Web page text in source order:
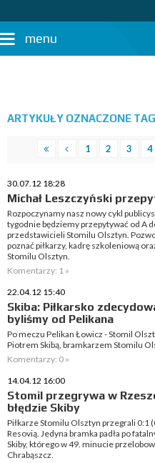
menu
ARTYKUŁY OZNACZONE
1 2 3 4
30.07.12 18:28
Michał Leszczyński
Rozpoczynamy nasz nowy cykl
tygodnie będziemy przepytywać od A
przedstawicieli Stomilu Olsztyn.
poznać piłkarzy, kadrę szkoleniową
Stomilu Olsztyn.
Komentarzy: 1 »
22.04.12 15:40
Skiba: Piłkarsko
byliśmy od Pelikana
Po meczu Pelikan Łowicz - Stomil
Piotrem Skibą, bramkarzem Stomilu
Komentarzy: 0 »
14.04.12 16:00
Stomil przegrywa w
błędzie Skiby
Piłkarze Stomilu Olsztyn przegrali 0:1
Resovią. Jedyna bramka padła po
Skiby, którego w 49. minucie
Chrabąszcz.